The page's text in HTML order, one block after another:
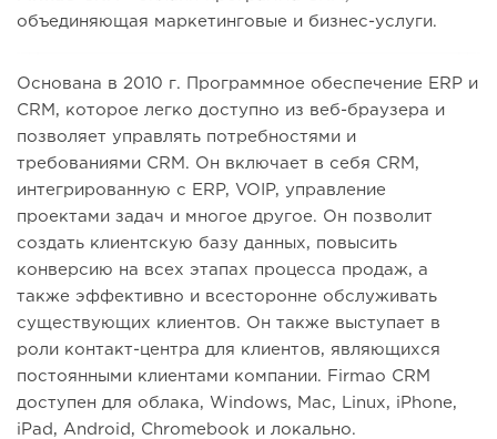
объединяющая маркетинговые и бизнес-услуги.
Основана в 2010 г. Программное обеспечение ERP и
CRM, которое легко доступно из веб-браузера и
позволяет управлять потребностями и
требованиями CRM. Он включает в себя CRM,
интегрированную с ERP, VOIP, управление
проектами задач и многое другое. Он позволит
создать клиентскую базу данных, повысить
конверсию на всех этапах процесса продаж, а
также эффективно и всесторонне обслуживать
существующих клиентов. Он также выступает в
роли контакт-центра для клиентов, являющихся
постоянными клиентами компании. Firmao CRM
доступен для облака, Windows, Mac, Linux, iPhone,
iPad, Android, Chromebook и локально.